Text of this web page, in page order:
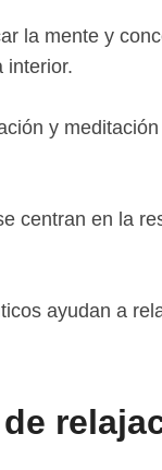
la mente y
interior.
y
centran en la
ayudan a